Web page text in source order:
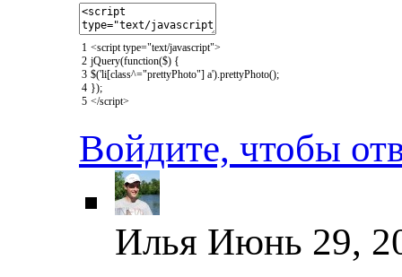
1
2
3
4
5
<script type="text/javascript">
jQuery(function($) {
$('li[class^="prettyPhoto"] a') prettyPhoto();
});
</script>
Войдите, чтобы
Илья Июнь 29,